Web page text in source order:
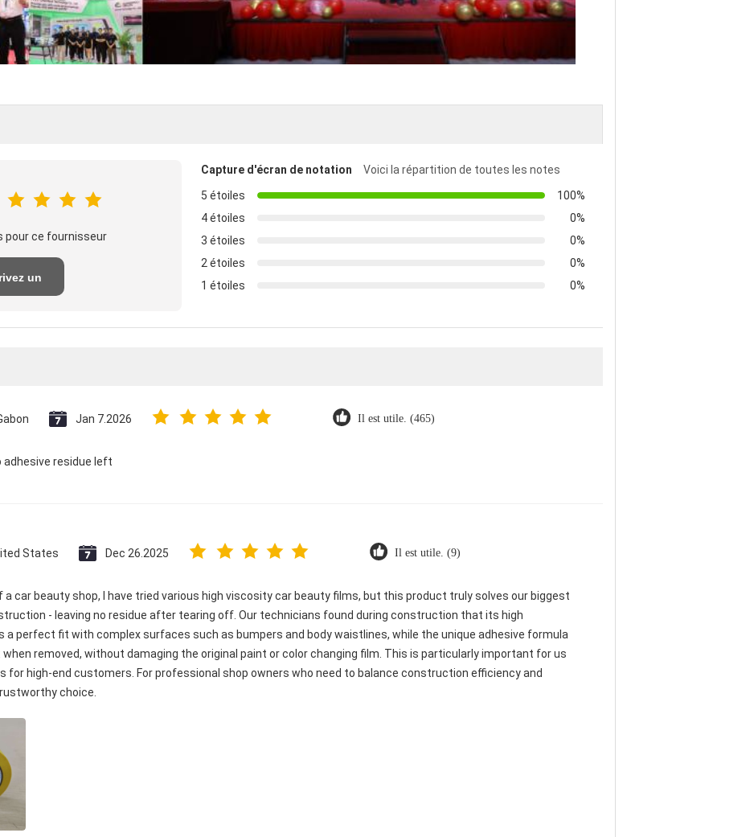
pour ce fournisseur
un
Capture d'écran de notation
Voici la répartition de toutes les notes
5 étoiles
100%
4 étoiles
0%
3 étoiles
0%
2 étoiles
0%
1 étoiles
0%
Jan 7.2026 Il est utile. (465)
adhesive residue left
States Dec 26.2025 Il est utile. (9)
a car beauty shop, I have tried various high viscosity car beauty films, but this product truly solves our biggest
- leaving no residue after tearing off. Our technicians found during construction that its high
a perfect fit with complex surfaces such as bumpers and body waistlines, while the unique adhesive formula
when removed, without damaging the original paint or color changing film. This is particularly important for us
for high-end customers. For professional shop owners who need to balance construction efficiency and
choice.